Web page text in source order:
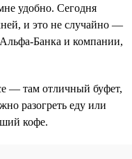
удобно. Сегодня
и это не случайно —
Банка и компании,
— там отличный буфет,
разогреть еду или
кофе.